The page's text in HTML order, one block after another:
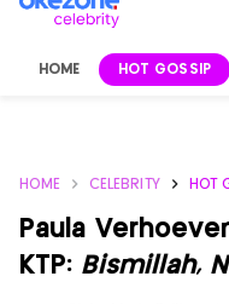
HOME HOT GOSSIP
HOME CELEBRITY HOT
Paula
KTP: Bismillah,